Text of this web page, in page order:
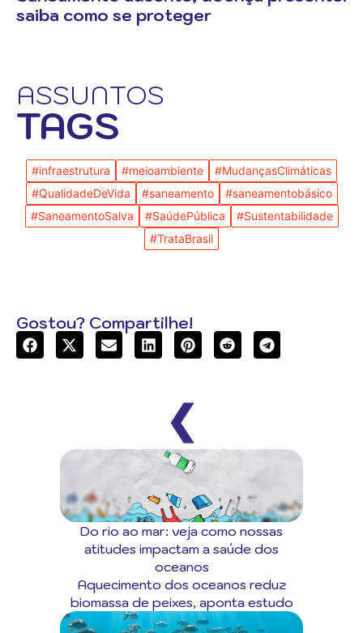
saiba como se proteger
ASSUNTOS
TAGS
#infraestrutura #meioambiente
#MudançasClimáticas
#QualidadeDeVida
#saneamento
#saneamentobásico
#SaneamentoSalva
#SaúdePública
#Sustentabilidade
#TrataBrasil
Gostou? Compartilhe!
❮
Do rio ao mar: veja como nossas
atitudes impactam a saúde dos
oceanos
Aquecimento dos oceanos reduz
biomassa de peixes, aponta estudo